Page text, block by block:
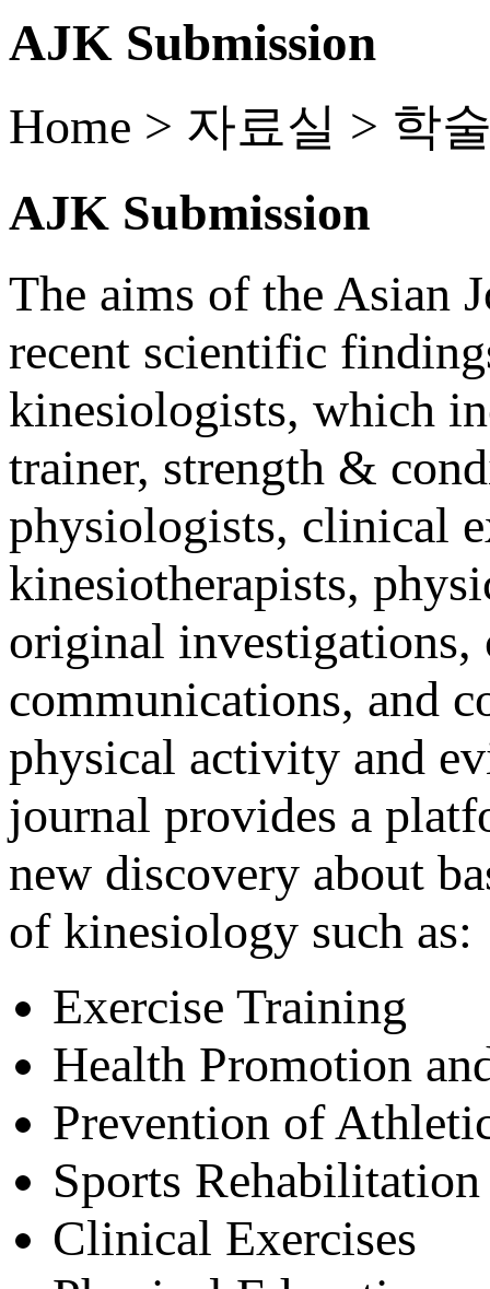
AJK Submission
Home > 자료실 > 학
AJK Submission
The aims of the Asian
recent scientific
kinesiologists, which
trainer, strength &
physiologists, clinical
kinesiotherapists,
original investigations,
communications, and
physical activity and
journal provides a
new discovery about
of kinesiology such as:
Exercise Training
Health Promotion
Prevention of
Sports Rehabilitation
Clinical Exercises